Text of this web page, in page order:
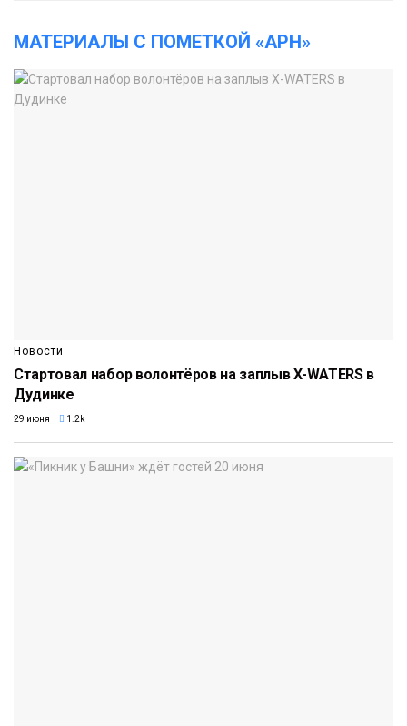
МАТЕРИАЛЫ С ПОМЕТКОЙ «АРН»
Новости
Стартовал набор волонтёров на заплыв X-WATERS в
Дудинке
29 июня 1.2k